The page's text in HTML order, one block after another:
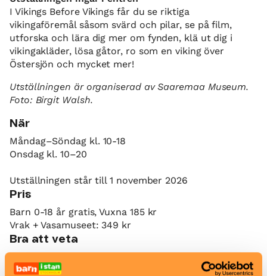
I Vikings Before Vikings får du se riktiga
vikingaföremål såsom svärd och pilar, se på film,
utforska och lära dig mer om fynden, klä ut dig i
vikingakläder, lösa gåtor, ro som en viking över
Östersjön och mycket mer!
Utställningen är organiserad av Saaremaa Museum.
Foto: Birgit Walsh.
När
Måndag–Söndag kl. 10-18
Onsdag kl. 10–20
Utställningen står till 1 november 2026
Pris
Barn 0-18 år gratis, Vuxna 185 kr
Vrak + Vasamuseet: 349 kr
Bra att veta
Okej med matsäck
Hiss och ramper